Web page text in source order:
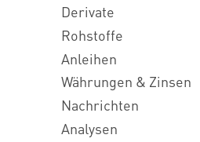
Derivate
Rohstoffe
Anleihen
Währungen & Zinsen
Nachrichten
Analysen